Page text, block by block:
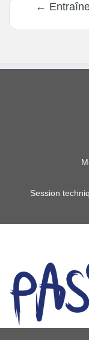
←
Session